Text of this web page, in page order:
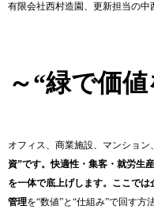
有限会社西村造園、更新担当の中
～“緑で価
オフィス、商業施設、マンション
資”です。快適性・集客・就労生
を一体で底上げします。ここでは
管理を“数値”と“仕組み”で回す方